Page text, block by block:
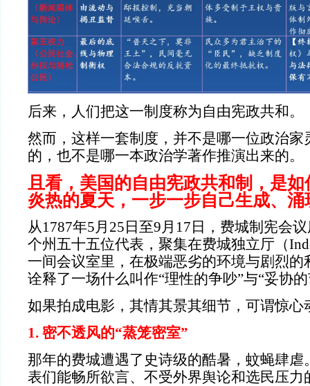
后来，人们把这一制度称为自由宪政共和。
然而，这样一套制度，并不是哪一位政治家
的，也不是哪一本政治学著作推演出来的。
且看，美国的自由宪政共和制，是如
炎热的夏天，一步一步自己生成、涌
从1787年5月25日至9月17日，费城制宪会
个州五十五位代表，聚集在费城独立厅（
一间会议室里，在极端恶劣的环境与剧烈的
诠释了一场什么叫作“理性的争吵”与“妥协
如果拍成电影，其情其景其细节，可谓惊心
1. 密不透风的“蒸笼密室”
那年的费城遭遇了史诗级的酷暑，蚊蝇肆虐
表们能畅所欲言、不受外界舆论和选民压力